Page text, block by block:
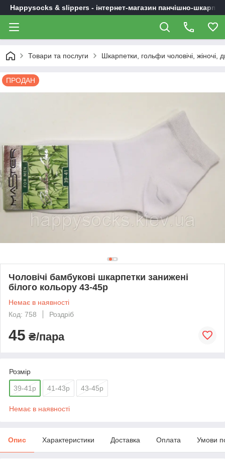
Happysocks & slippers - інтернет-магазин панчішно-
Товари та послуги Шкарпетки, гольфи чоловічі, жіночі,
ПРОДАН
Чоловічі бамбукові шкарпетки занижені
білого кольору 43-45р
Немає в наявності
Код: 758
Роздріб
45 ₴/пара
Розмір
39-41р 41-43р 43-45р
Немає в наявності
Опис Характеристики Доставка Оплата Умови